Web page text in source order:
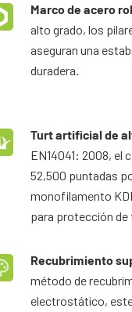
Marco de acero
alto grado, los
aseguran una
duradera.
Turt artificial de
EN14041: 2008, el
52,500 puntadas
monofilamento
para protección de
Recubrimiento
método de
electrostático,